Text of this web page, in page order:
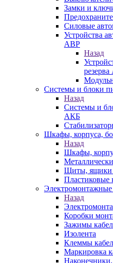
Замки и
Силовые
Устройства
АВР
Назад
Системы и блоки
Назад
Системы и
АКБ
Шкафы, корпуса,
Назад
Шкафы,
Щиты, ящики
Пластиковые
Электромонтажные
Назад
Коробки
Зажимы
Изолента
Клеммы
Маркировка